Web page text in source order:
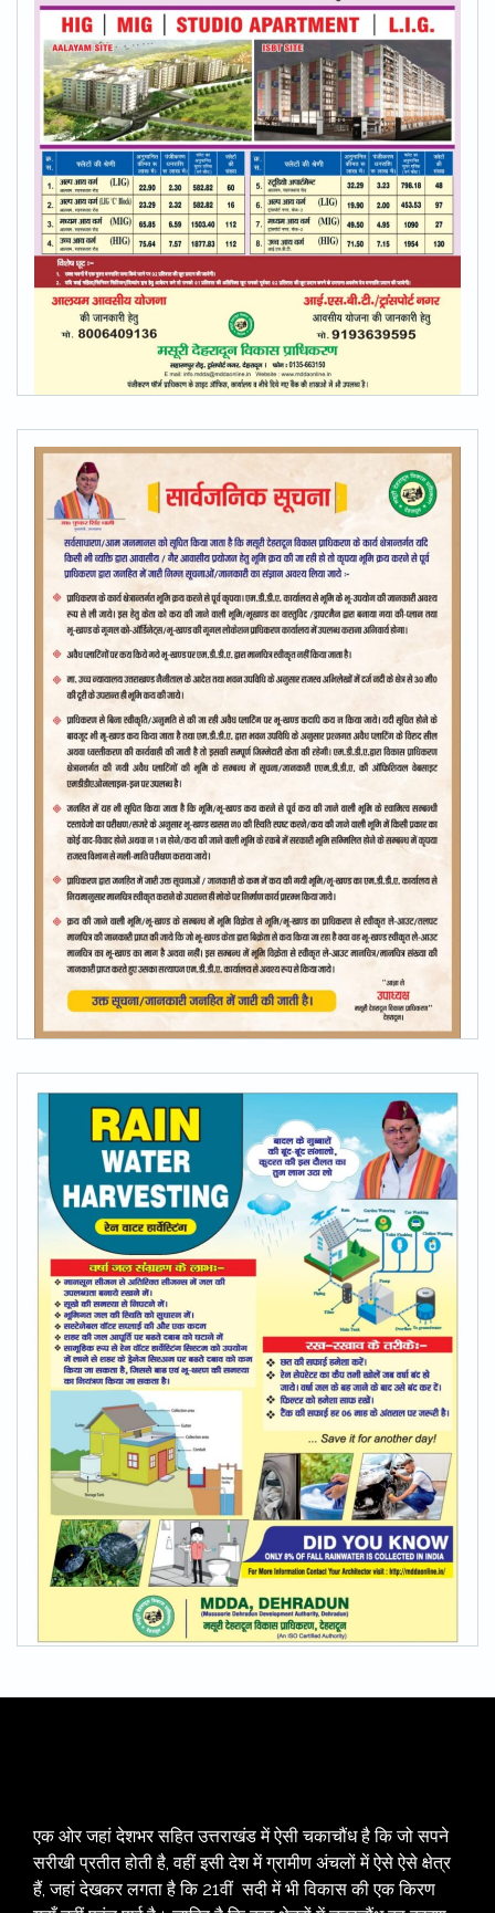
एक ओर जहां देशभर सहित उत्तराखंड में ऐसी चकाचौंध है कि जो सपने
सरीखी प्रतीत होती है, वहीं इसी देश में ग्रामीण अंचलों में ऐसे ऐसे क्षेत्र
हैं, जहां देखकर लगता है कि 21वीं सदी में भी विकास की एक किरण